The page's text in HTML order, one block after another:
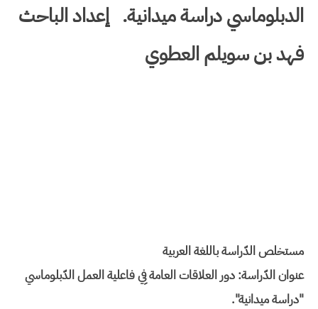
الدبلوماسي دراسة ميدانية. إعداد الباحث
فهد بن سويلم العطوي
مستخلص الدّراسة باللغة العربية
عنوان الدّراسة: دور العلاقات العامة فِي فاعلية العمل الدّبلوماسي
"دراسة ميدانية".